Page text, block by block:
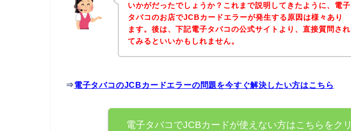
いかがだったでしょうか？これまで説明してきたように、電子
タバコのお店でJCBカードエラーが発生する原因は様々あり
ます。後は、下記電子タバコの公式サイトより、直接質問され
てみるといいかもしれません。
⇒電子タバコのJCBカードエラーの問題を今すぐ解決したい方はこちら
電子タバコでJCBカードが使えない方はこちらをクリ